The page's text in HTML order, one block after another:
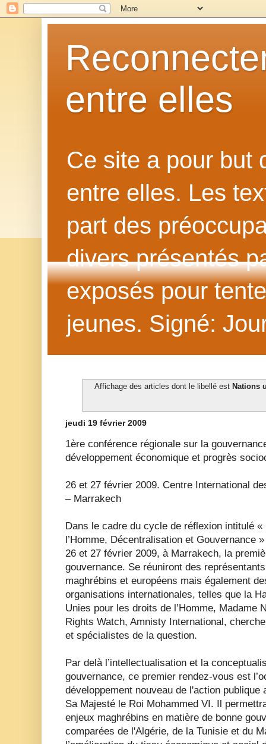
entre elles
Ce site a pour but
entre elles. Les
part des
divers présentés
exposés pour
jeunes. Signé:
Affichage des articles dont le libellé est Nations
jeudi 19 février 2009
1ère conférence régionale sur la
développement économique et progrès
26 et 27 février 2009. Centre International
– Marrakech
Dans le cadre du cycle de réflexion intitulé
l’Homme, Décentralisation et Gouvernance
26 et 27 février 2009, à Marrakech, la
gouvernance. Se réuniront des
maghrébins et européens mais également
organisations internationales, telles que la
Unies pour les droits de l’Homme, Madame
Rights Watch, Amnisty International,
et spécialistes de la question.
Par delà l’intellectualisation et la
gouvernance, ce premier rendez-vous est
développement nouveau de l'action
Sa Majesté le Roi Mohammed VI. Il
enjeux maghrébins en matière de bonne
comparées de l'Algérie, de la Tunisie et du